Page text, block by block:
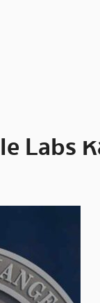
Labs